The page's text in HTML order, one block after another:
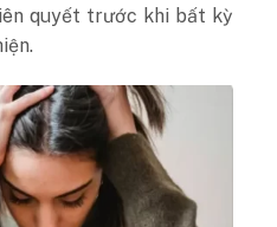
quyết trước khi bất kỳ